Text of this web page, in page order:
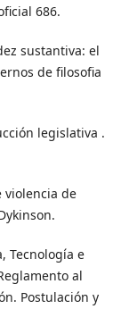
686.
sustantiva: el
de filosofia
legislativa .
violencia de
Tecnología e
al
Postulación y